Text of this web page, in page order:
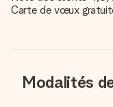
Carte de vœux
Modalités